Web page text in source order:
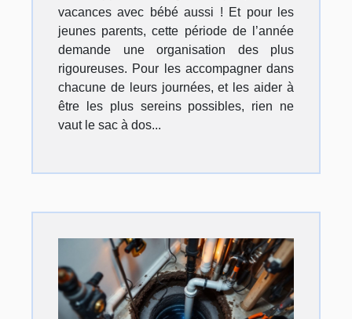
vacances avec bébé aussi ! Et pour les
jeunes parents, cette période de l’année
demande une organisation des plus
rigoureuses. Pour les accompagner dans
chacune de leurs journées, et les aider à
être les plus sereins possibles, rien ne
vaut le sac à dos...